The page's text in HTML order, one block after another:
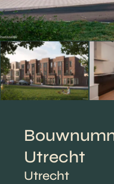
Utrecht
Utrecht